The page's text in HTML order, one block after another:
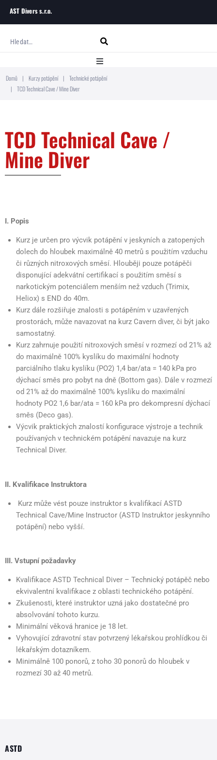
AST Divers s.r.o.
Domů
Kurzy potápění
Blog
Domů | Kurzy potápění |
Technické potápění
|
TCD Technical Cave / Mine Diver
TCD Technical Cave /
Mine Diver
I. Popis
Kurz je určen pro výcvik potápění v jeskyních a zatopených
dolech do hloubek maximálně 40 metrů s použitím vzduchu
či různých nitroxových směsí. Hlouběji pouze potápěči
disponující adekvátní certifikací s použitím směsí s
narkotickým potenciálem menším než vzduch (Trimix,
Heliox) s END do 40m.
Kurz dále rozšiřuje znalosti s potápěním v uzavřených
prostorách, může navazovat na kurz Cavern diver, či být jako
samostatný.
Kurz zahrnuje použití nitroxových směsí v rozmezí od 21% až
do maximálně 100% kyslíku do maximální hodnoty
parciálního tlaku kyslíku (PO2) 1,4 bar/ata = 140 kPa pro
dýchací směs pro pobyt na dně (Bottom gas). Dále v rozmezí
od 21% až do maximálně 100% kyslíku do maximální
hodnoty PO2 1,6 bar/ata = 160 kPa pro dekompresní dýchací
směs (Deco gas).
Výcvik praktických znalostí konfigurace výstroje a technik
používaných v technickém potápění navazuje na kurz
Technical Diver.
II. Kvalifikace Instruktora
Kurz může vést pouze instruktor s kvalifikací ASTD
Technical Cave/Mine Instructor (ASTD Instruktor jeskynního
potápění) nebo vyšší.
III. Vstupní požadavky
Kvalifikace ASTD Technical Diver – Technický potápěč nebo
ekvivalentní kvalifikace z oblasti technického potápění.
Zkušenosti, které instruktor uzná jako dostatečné pro
absolvování tohoto kurzu.
Minimální věková hranice je 18 let.
Vyhovující zdravotní stav potvrzený lékařskou prohlídkou či
lékařským dotazníkem.
Minimálně 100 ponorů, z toho 30 ponorů do hloubek v
rozmezí 30 až 40 metrů.
ASTD